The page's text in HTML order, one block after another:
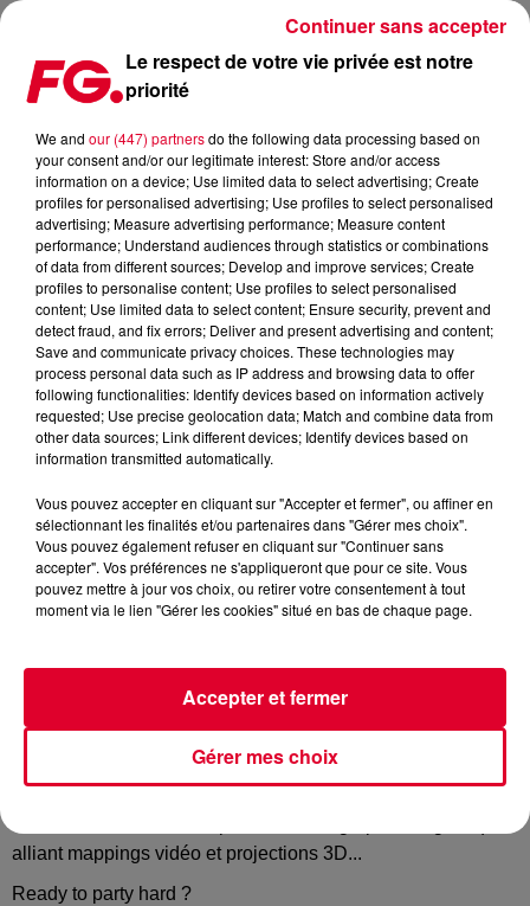
BORN TO RAVE DE RETOUR À LA LAITERIE DE STRASBOURG
Publié : 10 mars 2020 à 19h41 par Jean-Baptiste Blandin
La soirée Born To Rave revient poser ses enceintes à
programme, un line-up XXL, avec une quinzaine d’artistes,
Music, aux côtés de figures montantes, prêts à vous
alliant mappings vidéo et projections 3D...
Ready to party hard ?
Le respect de votre vie privée est notre
priorité
We and our (447) partnersdo the following data processing based on
your consent and/or our legitimate interest: Store and/or access
information on a device; Use limited data to select advertising; Create
profiles for personalised advertising; Use profiles to select personalised
advertising; Measure advertising performance; Measure content
performance; Understand audiences through statistics or combinations
of data from different sources; Develop and improve services; Create
profiles to personalise content; Use profiles to select personalised
content; Use limited data to select content; Ensure security, prevent and
detect fraud, and fix errors; Deliver and present advertising and content;
Save and communicate privacy choices. These technologies may
process personal data such as IP address and browsing data to offer
following functionalities: Identify devices based on information actively
requested; Use precise geolocation data; Match and combine data from
other data sources; Link different devices; Identify devices based on
information transmitted automatically.
Vous pouvez accepter en cliquant sur "Accepter et fermer", ou affiner en
sélectionnant les finalités et/ou partenaires dans "Gérer mes choix".
Vous pouvez également refuser en cliquant sur "Continuer sans
accepter". Vos préférences ne s'appliqueront que pour ce site. Vous
pouvez mettre à jour vos choix, ou retirer votre consentement à tout
moment via le lien "Gérer les cookies" situé en bas de chaque page.
Gérer mes choix
Accepter et fermer
Continuer sans accepter